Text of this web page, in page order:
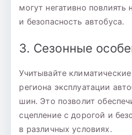
могут негативно повлиять
и безопасность автобуса.
3. Сезонные
Учитывайте
региона эксплуатации
шин. Это позволит
сцепление с дорогой и
в различных условиях.